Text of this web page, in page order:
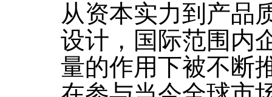
从资本实力到产品
设计，国际范围内
量的作用下被不断